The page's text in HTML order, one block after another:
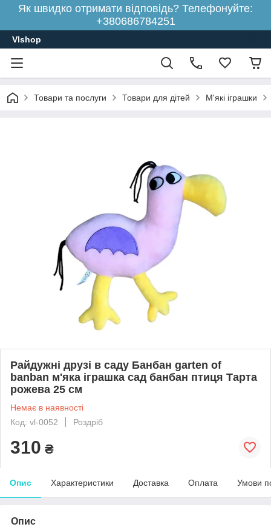
Як швидко отримати відповідь? Телефонуйте:
+380686784251
Vlshop
Товари та послуги Товари для дітей М'які іграшки
Райдужні друзі в саду Банбан garten of
banban м'яка іграшка сад банбан птиця Тарта
рожева 25 см
Немає в наявності
Код: vl-0052
Роздріб
310 ₴
Опис Характеристики Доставка Оплата Умови
Опис